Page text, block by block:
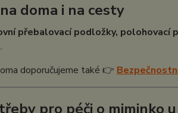
doma i na cesty
přebalovací podložky, polohovací
doporučujeme také 👉
pro péči o miminko u